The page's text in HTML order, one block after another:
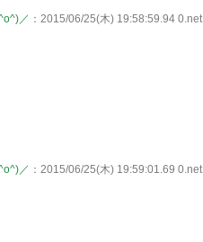
／ ：2015/06/25(木) 19:58:59.94 0.net
／ ：2015/06/25(木) 19:59:01.69 0.net